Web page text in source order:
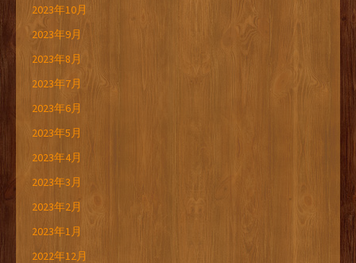
2023年10月
2023年9月
2023年8月
2023年7月
2023年6月
2023年5月
2023年4月
2023年3月
2023年2月
2023年1月
2022年12月